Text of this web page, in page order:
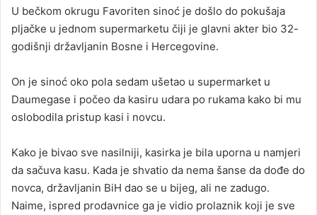
a
e
U bečkom okrugu Favoriten sinoć je došlo do pokušaja
pljačke u jednom supermarketu čiji je glavni akter bio 32-
godišnji državljanin Bosne i Hercegovine.
On je sinoć oko pola sedam ušetao u supermarket u
Daumegase i počeo da kasiru udara po rukama kako bi mu
oslobodila pristup kasi i novcu.
Kako je bivao sve nasilniji, kasirka je bila uporna u namjeri
da sačuva kasu. Kada je shvatio da nema šanse da dođe do
novca, državljanin BiH dao se u bijeg, ali ne zadugo.
Naime, ispred prodavnice ga je vidio prolaznik koji je sve